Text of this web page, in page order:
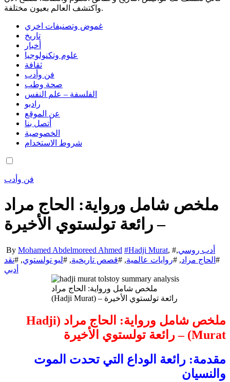
واكتشف العالم بعيون مختلفة.
غموض وتصنيفات اخري
تاريخ
أخبار
علوم وتكنولوجيا
ثقافة
فن وأدب
صحة وطب
الفلسفة – علم النفس
رادبو
عن الموقع
أتصل بنا
الخصوصية
شروط الاستخدام
فن وأدب
ملخص شامل ورواية: الحاج مراد
– رائعة تولستوي الأخيرة
By Mohamed Abdelmoreed Ahmed #Hadji Murat, # أدب روسي,
# الحاج مراد, #روايات عالمية, #قصص تاريخية, #ليو تولستوي, #نقد
أدبي
ملخص شامل ورواية: الحاج مراد
(Hadji Murat) – رائعة تولستوي الأخيرة
ملخص شامل ورواية: الحاج مراد (Hadji
Murat) – رائعة تولستوي الأخيرة
مقدمة: رائعة الوداع التي تحدت الموت
والنسيان